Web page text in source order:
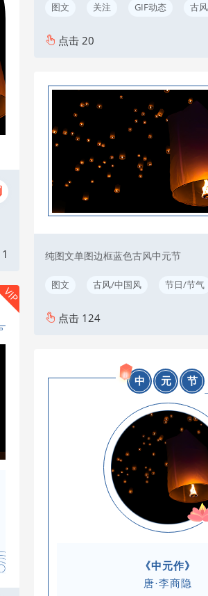
1
VIP
图文 关注 GIF动态 古
点击 20
纯图文单图边框蓝色古风中元节
图文 古风/中国风 节日/节气
点击 124
中 元 节
《中元作》
唐·李商隐